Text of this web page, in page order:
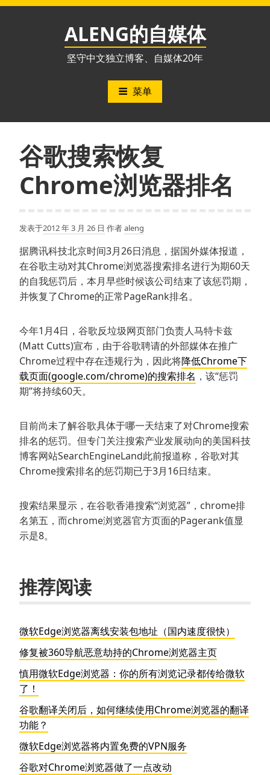
跳
ALENG的自媒体
坚守中文独立博客、自媒体20年
菜单
谷歌搜索恢复
Chrome浏览器排名
发表于2012 年 3 月 26 日 作者aleng
据腾讯科技北京时间3月26日消息，据国外媒体报道，
在谷歌主动对其Chrome浏览器搜索排名进行为期60天
的自我惩罚后，本月早些时候该公司结束了该惩罚期，
并恢复了Chrome的正常PageRank排名。
今年1月4日，谷歌反垃圾网页部门负责人马特卡兹
(Matt Cutts)宣布，由于谷歌聘请的外部媒体在推广
Chrome过程中存在违规行为，因此将降低Chrome下
载页面(google.com/chrome)的搜索排名 ，该“惩罚
期”将持续60天。
目前尚未了解谷歌具体于哪一天结束了对Chrome搜索
排名的惩罚。但专门关注搜索产业发展动向的美国科技
博客网站SearchEngineLand此前报道称，谷歌对其
Chrome搜索排名的惩罚期已于3月16日结束。
搜索结果显示，在谷歌香港搜索“浏览器”，chrome排
名第五，而chrome浏览器官方页面的Pagerank值显
示是8。
推荐阅读
微软Edge浏览器离线安装包地址（国内速度很快）
修复被360导航恶意劫持的Chrome浏览器主页
慎用微软Edge浏览器：你的所有浏览记录都传给微软
了！
谷歌翻译关闭后，如何继续使用Chrome浏览器的翻译
功能？
微软Edge浏览器将内置免费的VPN服务
谷歌对Chrome浏览器做了一点改动